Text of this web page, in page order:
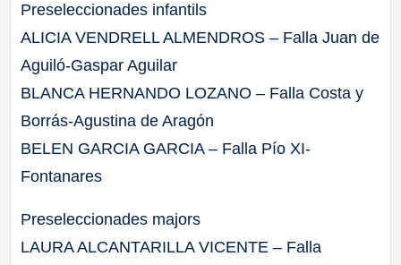
Preseleccionades infantils
ALICIA VENDRELL ALMENDROS – Falla Juan de
Aguiló-Gaspar Aguilar
BLANCA HERNANDO LOZANO – Falla Costa y
Borrás-Agustina de Aragón
BELEN GARCIA GARCIA – Falla Pío XI-
Fontanares
Preseleccionades majors
LAURA ALCANTARILLA VICENTE – Falla